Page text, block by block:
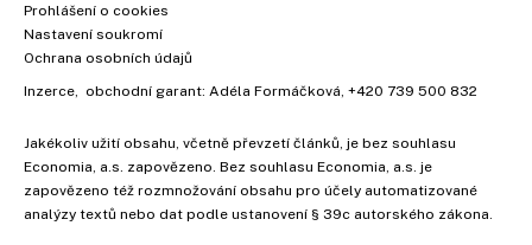
Prohlášení o cookies
Nastavení soukromí
Ochrana osobních údajů
Inzerce , obchodní garant: Adéla Formáčková +420 739 500 832
Jakékoliv užití obsahu, včetně převzetí článků, je bez souhlasu
Economia, a.s. zapovězeno. Bez souhlasu Economia, a.s. je
zapovězeno též rozmnožování obsahu pro účely automatizované
analýzy textů nebo dat podle ustanovení § 39c autorského zákona.